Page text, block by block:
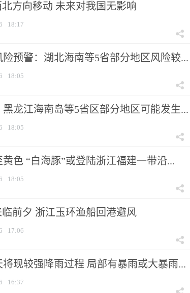
北方向移动 未来对我国无影响
18:17
预警：湖北海南等5省部分地区风险较...
18:05
龙江海南岛等5省区部分地区可能发生...
18:05
色 “白海豚”或登陆浙江福建一带沿...
18:05
临前夕 浙江玉环渔船回港避风
17:06
现较强降雨过程 局部有暴雨或大暴雨...
16:37